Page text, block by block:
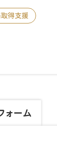
取得支援
ォーム